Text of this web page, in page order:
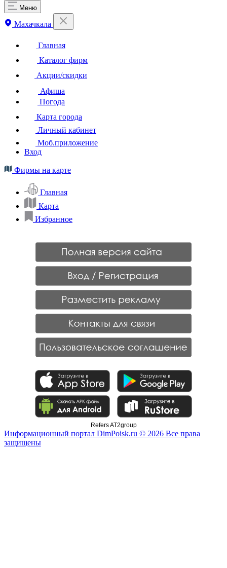
Меню
Махачкала
Главная
Каталог фирм
Акции/скидки
Афиша
Погода
Карта города
Личный кабинет
Моб.приложение
Вход
Фирмы на карте
Главная
Карта
Избранное
Refers AT2group
Информационный портал DimPoisk.ru © 2026 Все права
защищены